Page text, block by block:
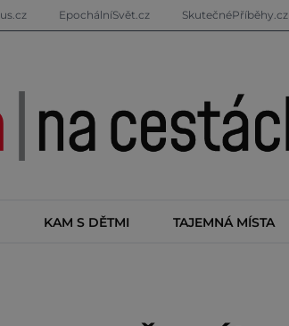
EpochálníSvět.cz SkutečnéPříběhy.cz
KAM S DĚTMI TAJEMNÁ MÍSTA